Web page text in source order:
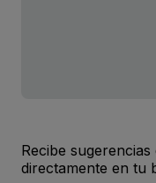
Recibe
directamente en tu